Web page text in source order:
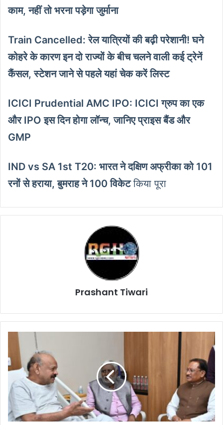
काम, नहीं तो भरना पड़ेगा जुर्माना
Train Cancelled: रेल यात्रियों की बढ़ी परेशानी! घने
कोहरे के कारण इन दो राज्यों के बीच चलने वाली कई ट्रेनें
कैंसल, स्‍टेशन जाने से पहले यहां चेक करें लिस्ट
ICICI Prudential AMC IPO: ICICI ग्रुप का एक
और IPO इस दिन होगा लॉन्च, जानिए प्राइस बैंड और
GMP
IND vs SA 1st T20: भारत ने दक्षिण अफ्रीका को 101
रनों से हराया, बुमराह ने 100 विकेटकिया पूरा
Prashant Tiwari
Chhatisgarh
Samachar:
मुख्यमंत्री
विष्णुदेव
ने
विधायक
भैयालाल
राजवाड़े